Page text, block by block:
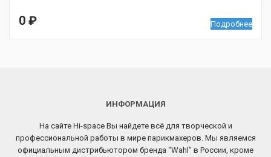
0 ₽ Подробнее
ИНФОРМАЦИЯ
На сайте Hi-space Вы найдете всё для творческой и
профессиональной работы в мире парикмахеров. Мы являемся
официальным дистрибьютором бренда “Wahl” в России, кроме